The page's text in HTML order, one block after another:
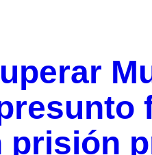
prisión